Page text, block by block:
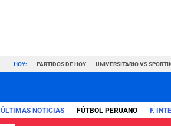
HOY: PARTIDOS DE HOY UNIVERSITARIO VS
ÚLTIMAS NOTICIAS FÚTBOL PERUANO F.